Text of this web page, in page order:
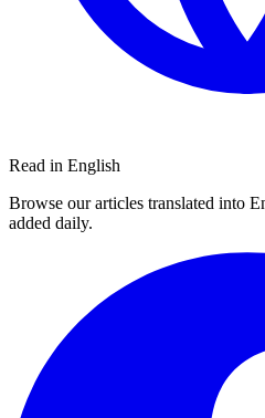
Read in English
Browse our articles translated into
added daily.